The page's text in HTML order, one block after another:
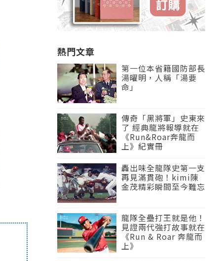
熱門文章
第一位本省籍國防部長
湯曜明，人稱「湯要
命」
傳奇「黑將軍」史東來
了 經典龍將報導就在
《Run&Roar奔龍而
上》紀實冊
轟出味全龍隊史第一支
再見滿貫砲！kimi陳
金茂精彩瞬間至今難忘
龍隊全壘打王就是他！
見證兩代強打故事就在
《Run & Roar 奔龍而
上》